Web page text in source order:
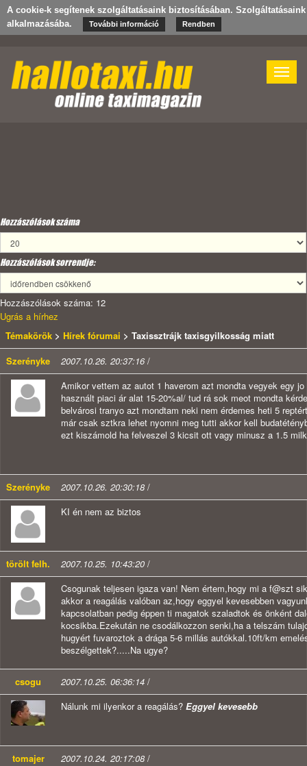
A cookie-k segítenek szolgáltatásaink biztosításában.
alkalmazásába.
További információ Rendben
Toggle
Hozzászólások száma
Hozzászólások sorrendje:
Hozzászólások száma: 12
Ugrás a hírhez
Témakörök > Hírek fórumai > Taxissztrájk taxisgyilkosság miatt
Szerényke
2007.10.26. 20:37:16/
Amikor vettem az autot 1 haverom azt mondta vegyek egy
használt piaci ár alat 15-20%al/ tud rá sok meot mondta
belvárosi tranyo azt mondtam neki nem érdemes heti 5
már csak sztkra lehet nyomni meg tutti akkor kell
ezt kiszámold ha felveszel 3 kicsit ott vagy minusz a 1.5
Szerényke 2007.10.26. 20:30:18 /
KI én nem az biztos
törölt felh. 2007.10.25. 10:43:20 /
Csogunak teljesen igaza van! Nem értem,hogy mi a f@szt
akkor a reagálás valóban az,hogy eggyel kevesebben
kapcsolatban pedig éppen ti magatok szaladtok és önként
kocsikba.Ezekután ne csodálkozzon senki,ha a telszám
hugyért fuvaroztok a drága 5-6 millás autókkal.10ft/km
beszélgettek?.....Na ugye?
csogu 2007.10.25. 06:36:14 /
Nálunk mi ilyenkor a reagálás? Eggyel kevesebb
tomajer 2007.10.24. 20:17:08 /